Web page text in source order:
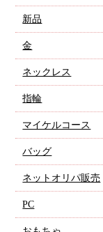
新品
金
ネックレス
指輪
マイケルコース
バッグ
ネットオリパ販売
PC